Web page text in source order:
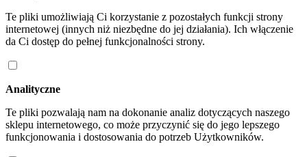
Te pliki umożliwiają Ci korzystanie z pozostałych funkcji strony
internetowej (innych niż niezbędne do jej działania). Ich włączenie
da Ci dostęp do pełnej funkcjonalności strony.
Analityczne
Te pliki pozwalają nam na dokonanie analiz dotyczących naszego
sklepu internetowego, co może przyczynić się do jego lepszego
funkcjonowania i dostosowania do potrzeb Użytkowników.